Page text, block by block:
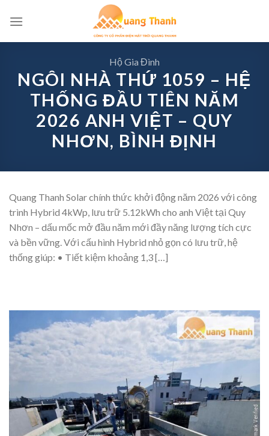
Hộ Gia Đình
NGÔI NHÀ THỨ 1059 – HỆ
THỐNG ĐẦU TIÊN NĂM
2026 ANH VIỆT – QUY
NHƠN, BÌNH ĐỊNH
Quang Thanh Solar chính thức khởi động năm 2026 với công
trình Hybrid 4kWp, lưu trữ 5.12kWh cho anh Việt tại Quy
Nhơn – dấu mốc mở đầu năm mới đầy năng lượng tích cực
và bền vững. Với cấu hình Hybrid nhỏ gọn có lưu trữ, hệ
thống giúp: • Tiết kiệm khoảng 1,3 […]